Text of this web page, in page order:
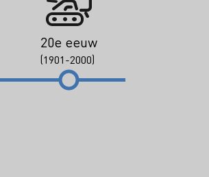
20e eeuw
(1901-2000)